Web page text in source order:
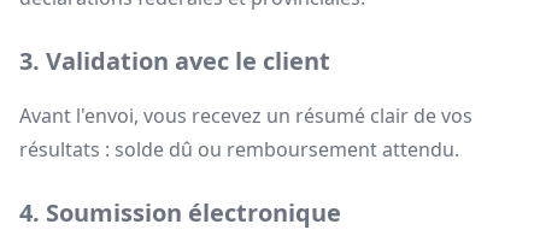
3. Validation avec le client
Avant l'envoi, vous recevez un résumé clair de vos
résultats : solde dû ou remboursement attendu.
4. Soumission électronique